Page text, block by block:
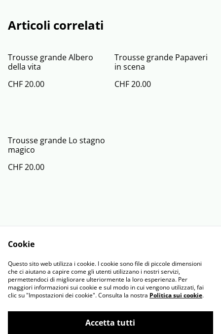
Articoli correlati
Trousse grande Albero
della vita
CHF 20.00
Trousse grande Papaveri
in scena
CHF 20.00
Trousse grande Lo stagno
magico
CHF 20.00
Contact Us
Legal Terms
Privacy Policy
Cookie Policy
Cookie
Questo sito web utilizza i cookie. I cookie sono file di piccole dimensioni
che ci aiutano a capire come gli utenti utilizzano i nostri servizi,
permettendoci di migliorare ulteriormente la loro esperienza. Per
maggiori informazioni sui cookie e sul modo in cui vengono utilizzati, fai
clic su "Impostazioni dei cookie". Consulta la nostra Politica sui cookie.
Accetta tutti